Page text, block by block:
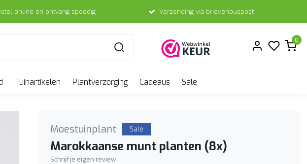
online en ontvang spoedig Verzending via brievenbuspost
0
Tuinartikelen Plantverzorging Cadeaus Sale
Moestuinplant Sale
Marokkaanse munt planten (8x)
Schrijf je eigen review